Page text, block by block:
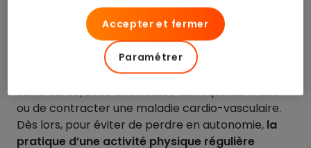
sport à 50 ansest indispensable pour
le corps humain, car cet âge marque une période
charnière où la force et la capacité musculaire
peuvent chuter fortement si l’on reste inactif. Un
affaiblissement qui a des répercussions directes
sur la santé, avec une hausse du risque de chute
ou de contracter une maladie cardio-vasculaire.
Dès lors, pour éviter de perdre en autonomie, la
pratique d’une activité physique régulière
Accepter et fermer
Paramétrer